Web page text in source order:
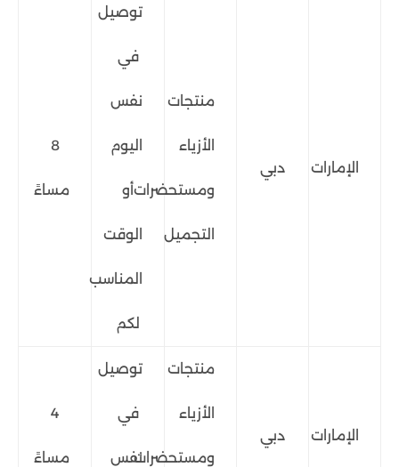
الإمارات دبي
منتجات
الأزياء
ومستحضرات
التجميل
توصيل
في
نفس
اليوم
أو
الوقت
المناسب
لكم
8
مساءً
الإمارات دبي
منتجات
الأزياء
ومستحضرات
توصيل
في
نفس
4
مساءً